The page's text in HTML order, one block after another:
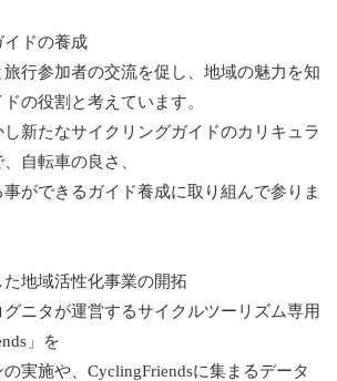
イドの養成
行参加者の交流を促し、地域の魅力を知
の役割と考えています。
新たなサイクリングガイドのカリキュラ
自転車の良さ、
ができるガイド養成に取り組んで参りま
地域活性化事業の開拓
ニタが運営するサイクルツーリズム専用
」を
実施や、CyclingFriendsに集まるデータ